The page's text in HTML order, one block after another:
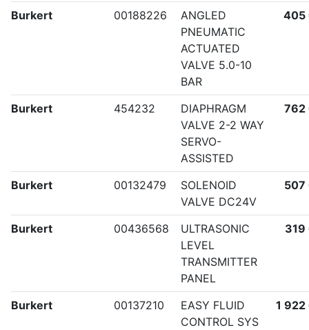
Burkert 00188226
ANGLED
PNEUMATIC
ACTUATED
VALVE 5.0-10
BAR
405
Burkert 454232
DIAPHRAGM
VALVE 2-2 WAY
SERVO-
ASSISTED
762
Burkert 00132479
SOLENOID
VALVE DC24V
507
Burkert 00436568
ULTRASONIC
LEVEL
TRANSMITTER
PANEL
319
Burkert 00137210
EASY FLUID
CONTROL SYS
1 922